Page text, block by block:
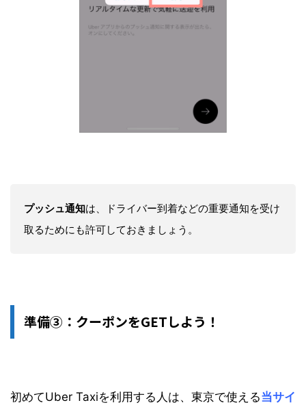
プッシュ通知は、ドライバー到着などの重要通知を受け
取るためにも許可しておきましょう。
準備③：クーポンをGETしよう！
初めてUber Taxiを利用する人は、東京で使える当サイ